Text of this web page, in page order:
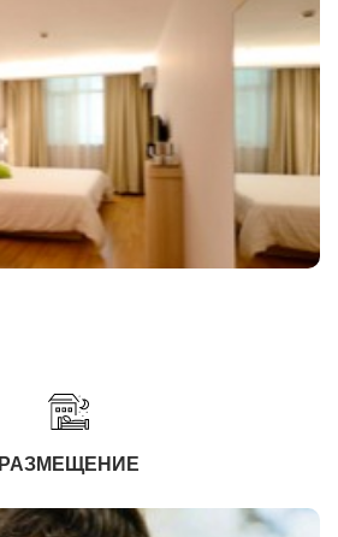
РАЗМЕЩЕНИЕ